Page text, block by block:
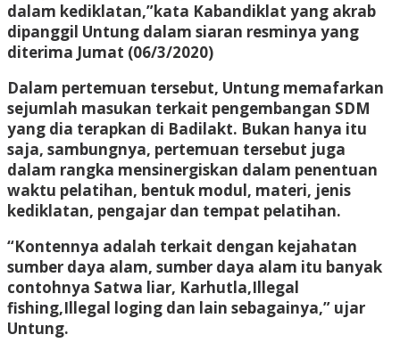
dalam kediklatan,”kata Kabandiklat yang akrab
dipanggil Untung dalam siaran resminya yang
diterima Jumat (06/3/2020)
Dalam pertemuan tersebut, Untung memafarkan
sejumlah masukan terkait pengembangan SDM
yang dia terapkan di Badilakt. Bukan hanya itu
saja, sambungnya, pertemuan tersebut juga
dalam rangka mensinergiskan dalam penentuan
waktu pelatihan, bentuk modul, materi, jenis
kediklatan, pengajar dan tempat pelatihan.
“Kontennya adalah terkait dengan kejahatan
sumber daya alam, sumber daya alam itu banyak
contohnya Satwa liar, Karhutla,Illegal
fishing,Illegal loging dan lain sebagainya,” ujar
Untung.